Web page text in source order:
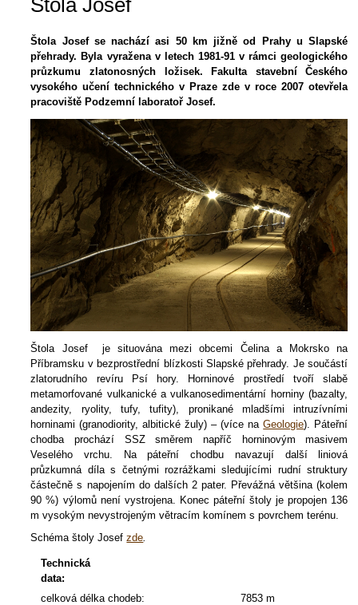
Štola Josef
Štola Josef se nachází asi 50 km jižně od Prahy u Slapské
přehrady. Byla vyražena v letech 1981-91 v rámci geologického
průzkumu zlatonosných ložisek. Fakulta stavební Českého
vysokého učení technického v Praze zde v roce 2007 otevřela
pracoviště Podzemní laboratoř Josef.
Štola Josef je situována mezi obcemi Čelina a Mokrsko na
Příbramsku v bezprostřední blízkosti Slapské přehrady. Je součástí
zlatorudního revíru Psí hory. Horninové prostředí tvoří slabě
metamorfované vulkanické a vulkanosedimentární horniny (bazalty,
andezity, ryolity, tufy, tufity), pronikané mladšími intruzívními
horninami (granodiority, albitické žuly) – (více naGeologie). Páteřní
chodba prochází SSZ směrem napříč horninovým masivem
Veselého vrchu. Na páteřní chodbu navazují další liniová
průzkumná díla s četnými rozrážkami sledujícími rudní struktury
částečně s napojením do dalších 2 pater. Převážná většina (kolem
90 %) výlomů není vystrojena. Konec páteřní štoly je propojen 136
m vysokým nevystrojeným větracím komínem s povrchem terénu.
Schéma štoly Josefzde.
Technická
data:
celková délka chodeb:
7853 m